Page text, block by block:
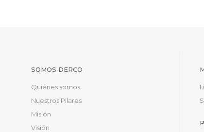
SOMOS DERCO
Quiénes somos
Nuestros Pilares
Misión
Visión